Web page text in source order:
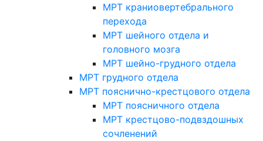
МРТ краниовертебрального
перехода
МРТ шейного отдела и
головного мозга
МРТ шейно-грудного отдела
МРТ грудного отдела
МРТ пояснично-крестцового отдела
МРТ поясничного отдела
МРТ крестцово-подвздошных
сочленений